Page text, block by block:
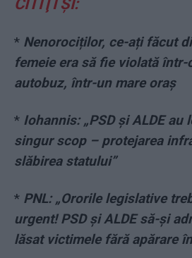
CITIŢI ŞI:
* Nenorociților, ce-ați făcut
femeie era să fie violată într-
autobuz, într-un mare oraș
* Iohannis: „PSD și ALDE au
singur scop – protejarea
slăbirea statului”
* PNL: „Ororile legislative
urgent! PSD și ALDE să-și
lăsat victimele fără apărare